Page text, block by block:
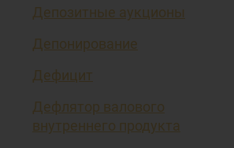
Депозитные аукционы
Депонирование
Дефицит
Дефлятор валового
внутреннего продукта